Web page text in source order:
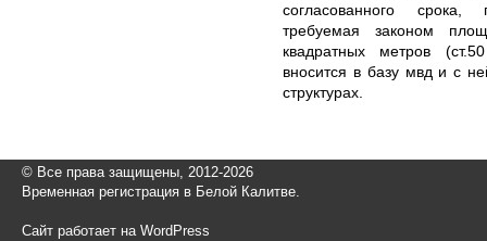
согласованного срока,
требуемая законом
квадратных метров
вносится в базу мвд и с
структурах.
© Все права защищены, 2012-2026
Временная регистрация в Белой Калитве.
Сайт работает на WordPress